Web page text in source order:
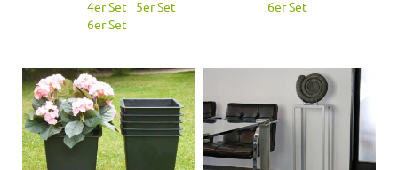
4er Set
5er Set
6er Set
6er Set